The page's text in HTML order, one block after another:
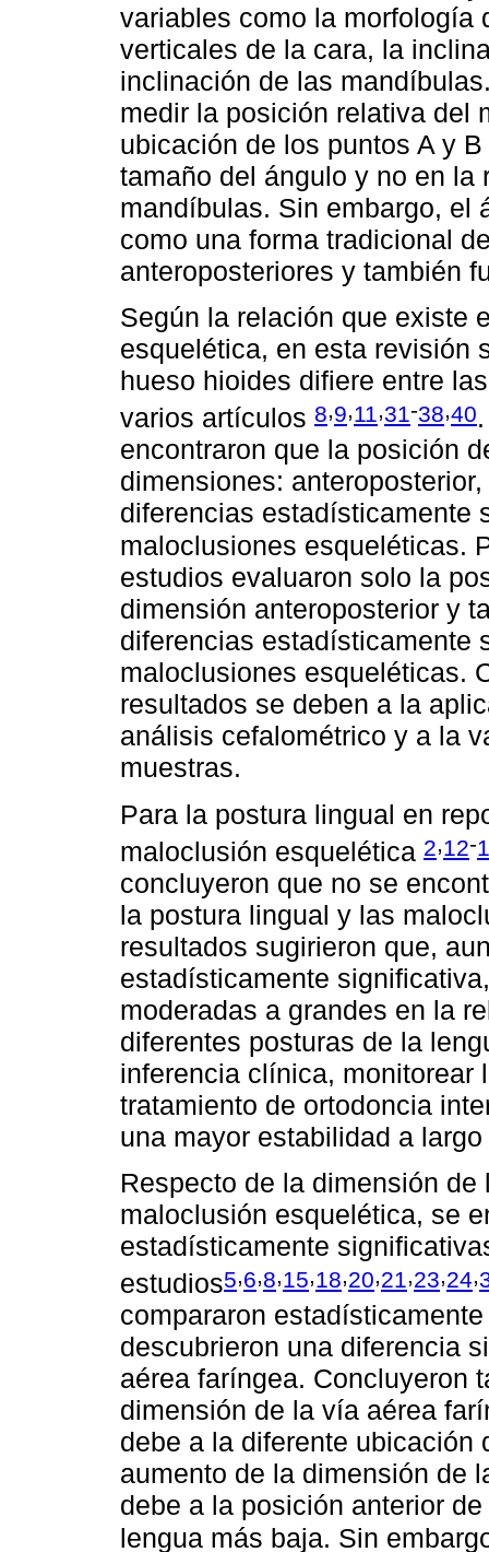
variables como la morfología
verticales de la cara, la
inclinación de las
medir la posición relativa del
ubicación de los puntos A y
tamaño del ángulo y no en la
mandíbulas. Sin embargo, el
como una forma tradicional
anteroposteriores y también
Según la relación que existe
esquelética, en esta revisión
hueso hioides difiere entre
varios artículos 8,9,11,31-38,40
encontraron que la posición
dimensiones:
diferencias estadísticamente
maloclusiones esqueléticas.
estudios evaluaron solo la
dimensión anteroposterior y
diferencias estadísticamente
maloclusiones esqueléticas.
resultados se deben a la
análisis cefalométrico y a la
muestras.
Para la postura lingual en
maloclusión esquelética 2 12-
concluyeron que no se
la postura lingual y las
resultados sugirieron que,
estadísticamente
moderadas a grandes en la
diferentes posturas de la
inferencia clínica, monitorear
tratamiento de ortodoncia
una mayor estabilidad a
Respecto de la dimensión
maloclusión esquelética, se
estadísticamente
estudios5,6,8,15,18,20,21,23,24,
compararon
descubrieron una diferencia
aérea faríngea. Concluyeron
dimensión de la vía aérea
debe a la diferente
aumento de la dimensión de
debe a la posición anterior
lengua más baja. Sin